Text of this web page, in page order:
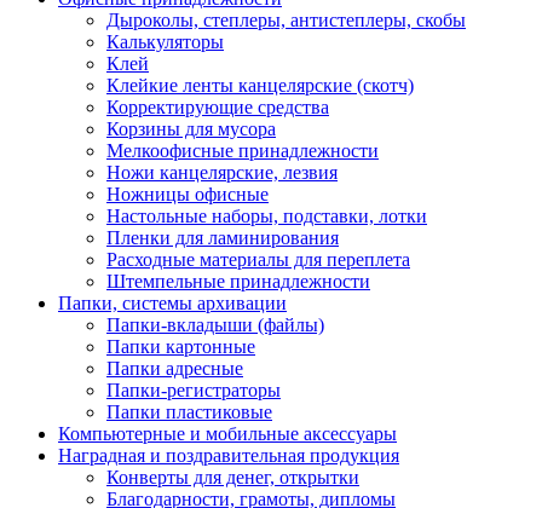
Дыроколы, степлеры, антистеплеры, скобы
Калькуляторы
Клей
Клейкие ленты канцелярские (скотч)
Корректирующие средства
Корзины для мусора
Мелкоофисные принадлежности
Ножи канцелярские, лезвия
Ножницы офисные
Настольные наборы, подставки, лотки
Пленки для ламинирования
Расходные материалы для переплета
Штемпельные принадлежности
Папки, системы архивации
Папки-вкладыши (файлы)
Папки картонные
Папки адресные
Папки-регистраторы
Папки пластиковые
Компьютерные и мобильные аксессуары
Наградная и поздравительная продукция
Конверты для денег, открытки
Благодарности, грамоты, дипломы